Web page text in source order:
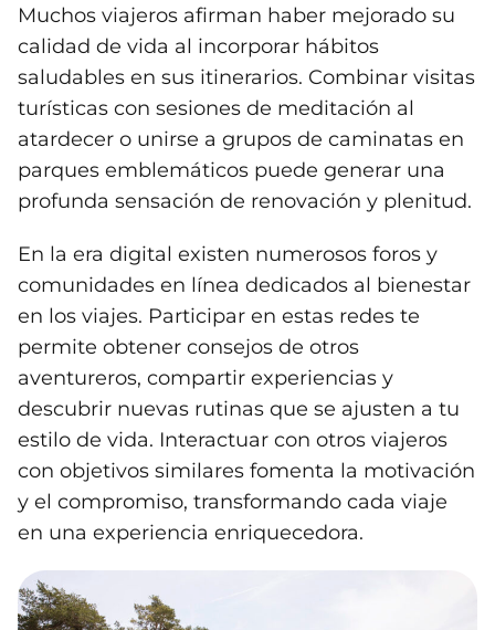
Muchos viajeros afirman haber mejorado su
calidad de vida al incorporar hábitos
saludables en sus itinerarios. Combinar visitas
turísticas con sesiones de meditación al
atardecer o unirse a grupos de caminatas en
parques emblemáticos puede generar una
profunda sensación de renovación y plenitud.
En la era digital existen numerosos foros y
comunidades en línea dedicados al bienestar
en los viajes. Participar en estas redes te
permite obtener consejos de otros
aventureros, compartir experiencias y
descubrir nuevas rutinas que se ajusten a tu
estilo de vida. Interactuar con otros viajeros
con objetivos similares fomenta la motivación
y el compromiso, transformando cada viaje
en una experiencia enriquecedora.